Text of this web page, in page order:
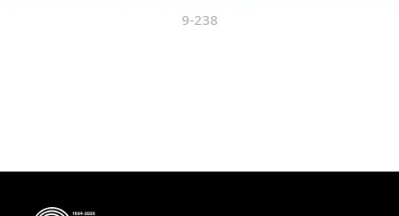
9-238